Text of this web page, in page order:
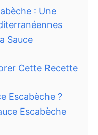
: Une
Sauce
Cette Recette
Escabèche ?
Escabèche